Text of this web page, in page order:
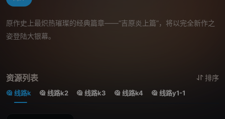
原作史上最炽热璀璨的经典篇章——“吉原炎上篇”，将以完全新作之
姿登陆大银幕。
资源列表 排序
线路k 线路k2 线路k3 线路k4 线路y1-1